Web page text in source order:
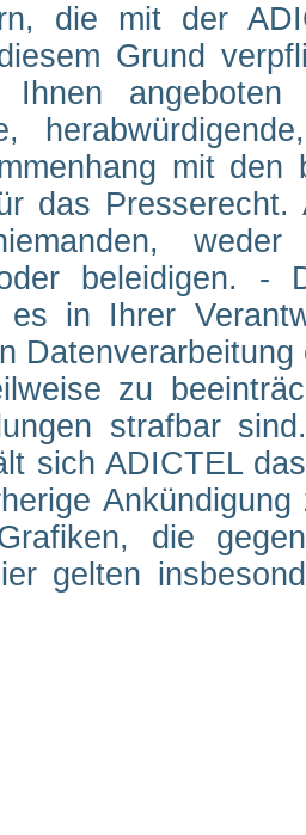
die mit der
Grund
angeboten
mit
das
weder
beleidigen. -
es in Ihrer
zu
strafbar
sich ADICTEL
die
gelten